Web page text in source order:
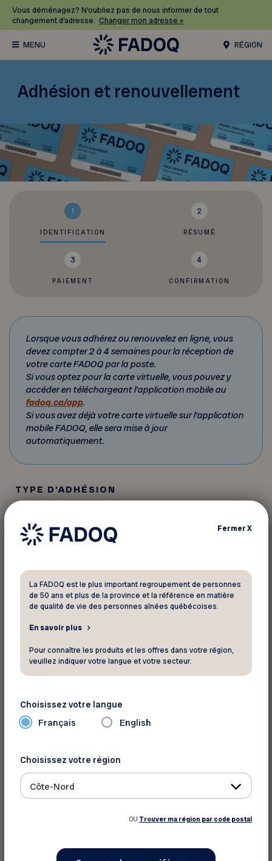
Vous déménagez? N’oubliez pas de nous informer de tout
changement d’adresse. Changer mon adresse »
RÉGION
Adhésion et renouvellement
1
IDENTIFICATION
2
RÉSUMÉ
3
PAIEMENT
4
CONFIRMATION
Lorsque vous adhérez ou renouvelez en ligne, vous
devez compter 2 à 4 semaines pour la réception de
votre carte FADOQ par la poste.
Si vous optez pour la carte virtuelle, vous pouvez y
accéder en téléchargeant l’application mobile au
fadoq.ca/app.
Si vous avez déjà votre carte virtuelle sur l’application
mobile FADOQ, elle sera mise à jour
automatiquement.
TYPE D’ADHÉSION
Renouvellement de l'adhésion
INFORMATIONS SUR LA CARTE À
RENOUVELER
* Numéro de membre - 7 chiffres
* Numéro du club - 1 lettre et 3 chiffres
* Code postal
* Téléphone
* Date de naissance
FermerX
La FADOQ est le plus important regroupement de personnes
de 50 ans et plus de la province et la référence en matière
de qualité de vie des personnes aînées québécoises.
En savoir plus
Pour connaître les produits et les offres dans votre région,
veuillez indiquer votre langue et votre secteur.
Choisissez votre langue
Français English
Choisissez votre région
Côte-Nord
OU Trouver ma région par code postal